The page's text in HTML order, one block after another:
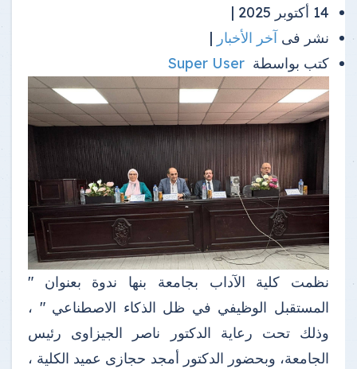
14 أكتوبر 2025 |
نشر فى آخر الأخبار |
كتب بواسطة Super User
نظمت كلية الآداب بجامعة بنها ندوة بعنوان "
المستقبل الوظيفي في ظل الذكاء الاصطناعي " ،
وذلك تحت رعاية الدكتور ناصر الجيزاوى رئيس
الجامعة، وبحضور الدكتور أمجد حجازى عميد الكلية ،